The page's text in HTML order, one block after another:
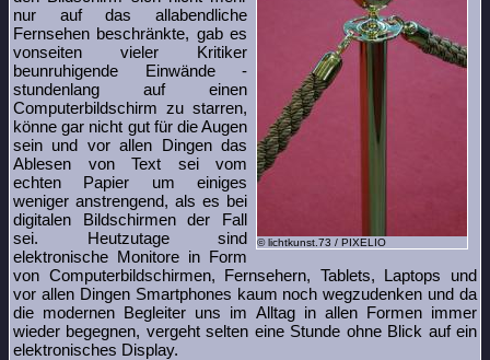
© lichtkunst.73 / PIXELIO
nur auf das allabendliche
Fernsehen beschränkte, gab es
vonseiten vieler Kritiker
beunruhigende Einwände -
stundenlang auf einen
Computerbildschirm zu starren,
könne gar nicht gut für die Augen
sein und vor allen Dingen das
Ablesen von Text sei vom
echten Papier um einiges
weniger anstrengend, als es bei
digitalen Bildschirmen der Fall
sei. Heutzutage sind
elektronische Monitore in Form
von Computerbildschirmen, Fernsehern, Tablets, Laptops und
vor allen Dingen Smartphones kaum noch wegzudenken und da
die modernen Begleiter uns im Alltag in allen Formen immer
wieder begegnen, vergeht selten eine Stunde ohne Blick auf ein
elektronisches Display.